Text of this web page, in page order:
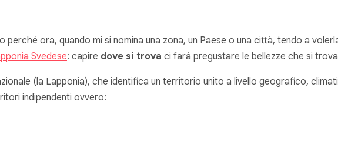
ora, quando mi si nomina una zona, un Paese o una città, tendo a
Svedese: capire dove si trova ci farà pregustare le bellezze che si
(la Lapponia), che identifica un territorio unito a livello geografico,
indipendenti ovvero: